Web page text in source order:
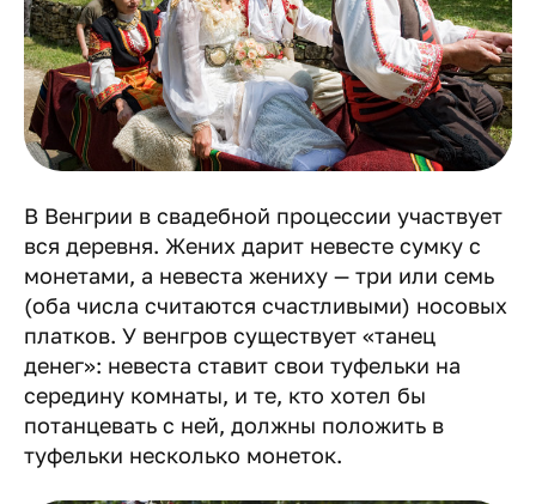
В Венгрии в свадебной процессии участвует
вся деревня. Жених дарит невесте сумку с
монетами, а невеста жениху — три или семь
(оба числа считаются счастливыми) носовых
платков. У венгров существует «танец
денег»: невеста ставит свои туфельки на
середину комнаты, и те, кто хотел бы
потанцевать с ней, должны положить в
туфельки несколько монеток.